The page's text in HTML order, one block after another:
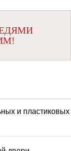
и пластиковых